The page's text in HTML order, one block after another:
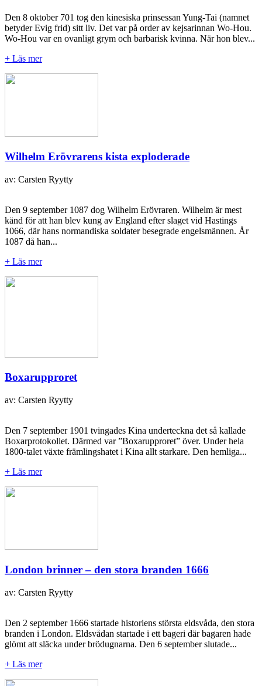
Den 8 oktober 701 tog den kinesiska prinsessan Yung-Tai (namnet
betyder Evig frid) sitt liv. Det var på order av kejsarinnan Wo-Hou.
Wo-Hou var en ovanligt grym och barbarisk kvinna. När hon blev...
+ Läs mer
Wilhelm Erövrarens kista exploderade
av: Carsten Ryytty
Den 9 september 1087 dog Wilhelm Erövraren. Wilhelm är mest
känd för att han blev kung av England efter slaget vid Hastings
1066, där hans normandiska soldater besegrade engelsmännen. År
1087 då han...
+ Läs mer
Boxarupproret
av: Carsten Ryytty
Den 7 september 1901 tvingades Kina underteckna det så kallade
Boxarprotokollet. Därmed var ”Boxarupproret” över. Under hela
1800-talet växte främlingshatet i Kina allt starkare. Den hemliga...
+ Läs mer
London brinner – den stora branden 1666
av: Carsten Ryytty
Den 2 september 1666 startade historiens största eldsvåda, den stora
branden i London. Eldsvådan startade i ett bageri där bagaren hade
glömt att släcka under brödugnarna. Den 6 september slutade...
+ Läs mer